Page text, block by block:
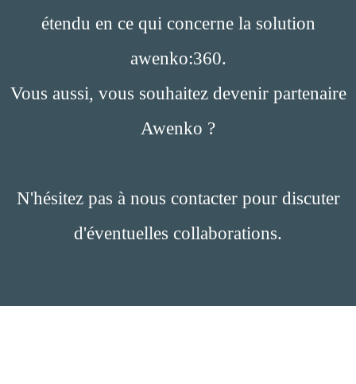
étendu en ce qui concerne la solution
awenko:360.
Vous aussi, vous souhaitez devenir partenaire
Awenko ?
N'hésitez pas à nous contacter pour discuter
d'éventuelles collaborations.